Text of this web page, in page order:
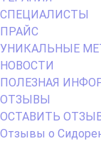
СПЕЦИАЛИСТЫ
ПРАЙС
УНИКАЛЬНЫЕ
НОВОСТИ
ПОЛЕЗНАЯ
ОТЗЫВЫ
ОСТАВИТЬ
Отзывы о